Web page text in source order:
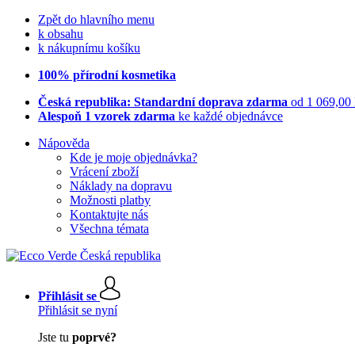
Zpět do hlavního menu
k obsahu
k nákupnímu košíku
100% přírodní kosmetika
Česká republika: Standardní doprava zdarma od 1 069,00
Alespoň 1 vzorek zdarma ke každé objednávce
Nápověda
Kde je moje objednávka?
Vrácení zboží
Náklady na dopravu
Možnosti platby
Kontaktujte nás
Všechna témata
Přihlásit se
Přihlásit se nyní
Jste tu poprvé?